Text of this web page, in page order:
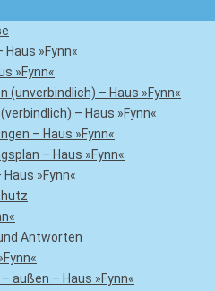
»Fynn«
»Fynn«
(unverbindlich) – Haus »Fynn«
– Haus »Fynn«
– Haus »Fynn«
– Haus »Fynn«
Haus »Fynn«
Antworten
außen – Haus »Fynn«